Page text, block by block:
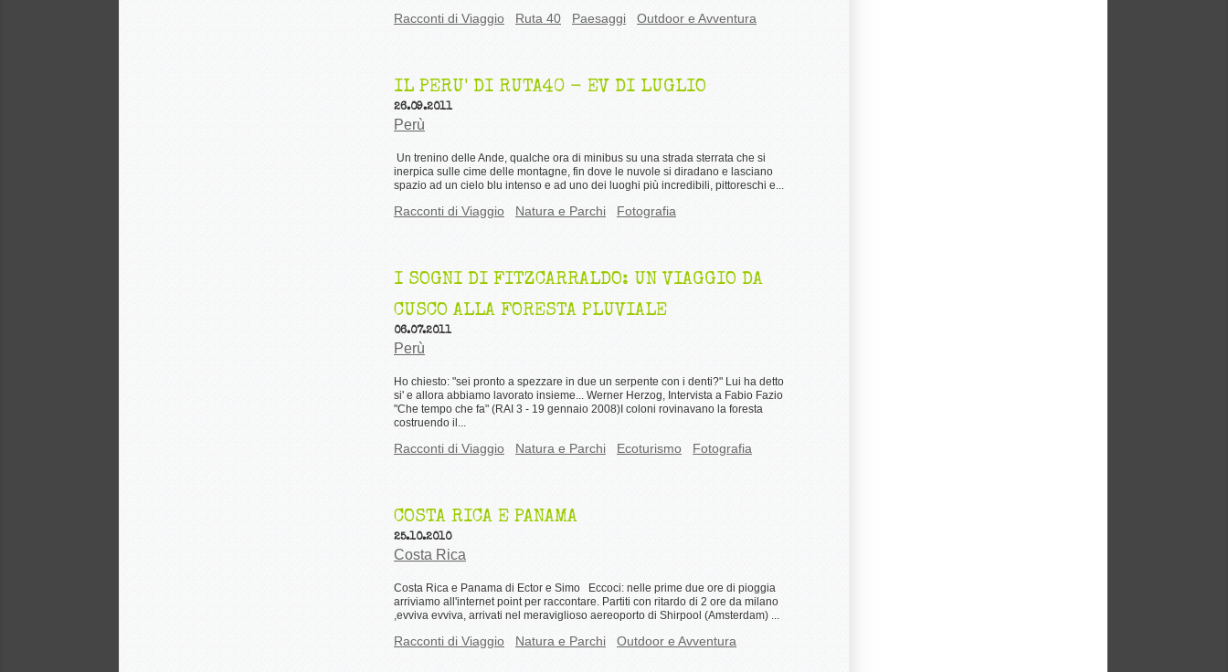
Racconti di Viaggio Ruta 40 Paesaggi Outdoor e Avventura
IL PERU' DI RUTA40 - EV DI LUGLIO
26.09.2011
Perù
Un trenino delle Ande, qualche ora di minibus su una strada sterrata che si
inerpica sulle cime delle montagne, fin dove le nuvole si diradano e lasciano
spazio ad un cielo blu intenso e ad uno dei luoghi più incredibili, pittoreschi e...
Racconti di Viaggio Natura e Parchi Fotografia
I SOGNI DI FITZCARRALDO: UN VIAGGIO DA
CUSCO ALLA FORESTA PLUVIALE
06.07.2011
Perù
Ho chiesto: "sei pronto a spezzare in due un serpente con i denti?" Lui ha detto
si' e allora abbiamo lavorato insieme... Werner Herzog, Intervista a Fabio Fazio
"Che tempo che fa" (RAI 3 - 19 gennaio 2008)I coloni rovinavano la foresta
costruendo il...
Racconti di Viaggio Natura e Parchi Ecoturismo Fotografia
COSTA RICA E PANAMA
25.10.2010
Costa Rica
Costa Rica e Panama di Ector e Simo Eccoci: nelle prime due ore di pioggia
arriviamo all'internet point per raccontare. Partiti con ritardo di 2 ore da milano
,evviva evviva, arrivati nel meraviglioso aereoporto di Shirpool (Amsterdam) ...
Racconti di Viaggio Natura e Parchi Outdoor e Avventura